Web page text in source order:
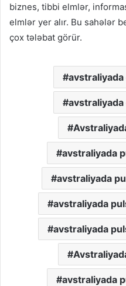
biznes, tibbi elmlər,
elmlər yer alır. Bu sahələr
çox tələbat görür.
avstraliyada
avstraliyada
avstraliyada
avstraliyada
avstraliyada